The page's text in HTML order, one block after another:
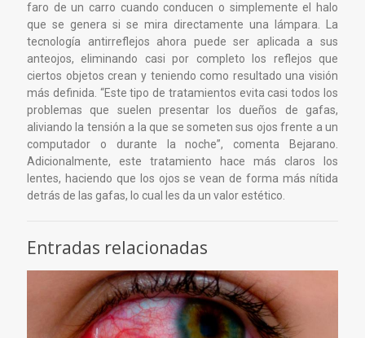
faro de un carro cuando conducen o simplemente el halo
que se genera si se mira directamente una lámpara. La
tecnología antirreflejos ahora puede ser aplicada a sus
anteojos, eliminando casi por completo los reflejos que
ciertos objetos crean y teniendo como resultado una visión
más definida. “Este tipo de tratamientos evita casi todos los
problemas que suelen presentar los dueños de gafas,
aliviando la tensión a la que se someten sus ojos frente a un
computador o durante la noche”, comenta Bejarano.
Adicionalmente, este tratamiento hace más claros los
lentes, haciendo que los ojos se vean de forma más nítida
detrás de las gafas, lo cual les da un valor estético.
Entradas relacionadas